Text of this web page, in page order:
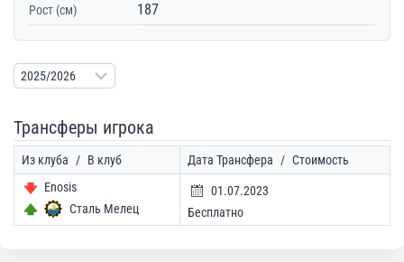
Рост (см) 187
Трансферы игрока
Из клуба / В клуб Дата Трансфера / Стоимость
Enosis
Сталь Мелец
01.07.2023
Бесплатно